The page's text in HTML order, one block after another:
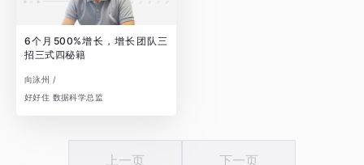
6个月500%增长，增长团队三
招三式四秘籍
向泳州 /
好好住 数据科学总监
上一页 下一页